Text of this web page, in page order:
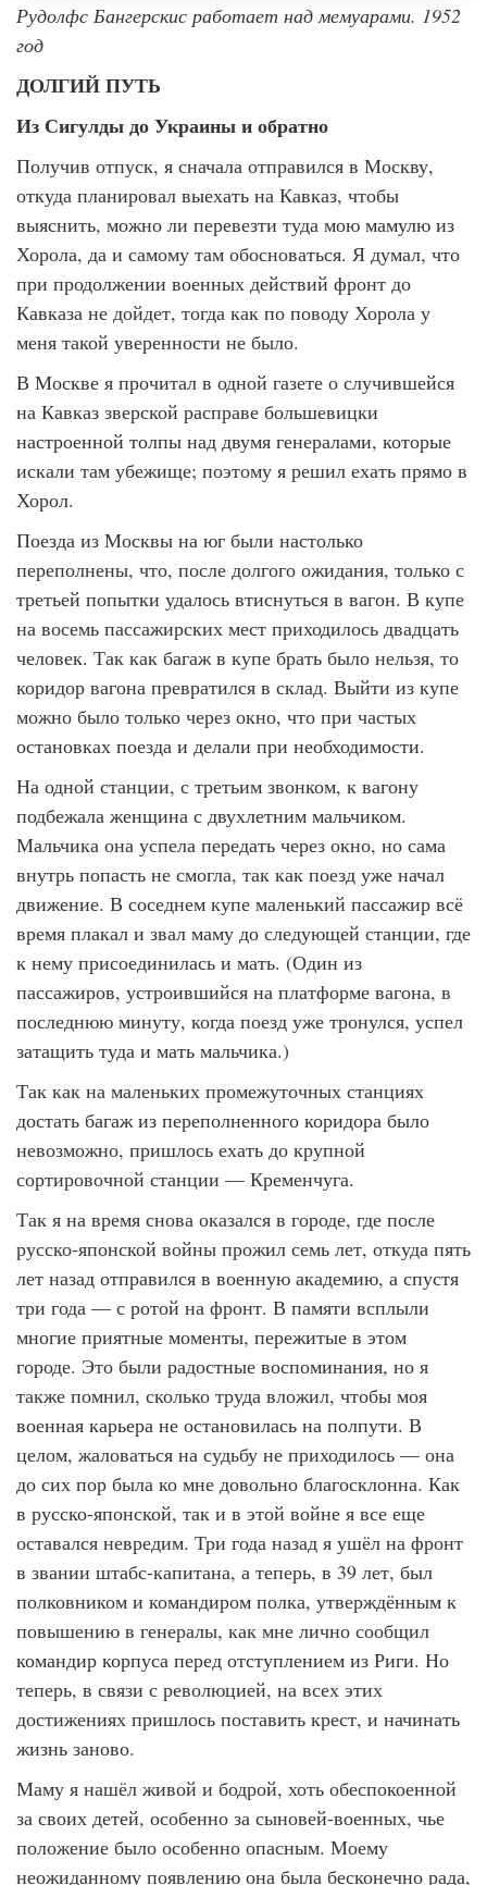
Рудолфс Бангерскис работает над мемуарами. 1952
год
ДОЛГИЙ ПУТЬ
Из Сигулды до Украины и обратно
Получив отпуск, я сначала отправился в Москву,
откуда планировал выехать на Кавказ, чтобы
выяснить, можно ли перевезти туда мою мамулю из
Хорола, да и самому там обосноваться. Я думал, что
при продолжении военных действий фронт до
Кавказа не дойдет, тогда как по поводу Хорола у
меня такой уверенности не было.
В Москве я прочитал в одной газете о случившейся
на Кавказ зверской расправе большевицки
настроенной толпы над двумя генералами, которые
искали там убежище; поэтому я решил ехать прямо в
Хорол.
Поезда из Москвы на юг были настолько
переполнены, что, после долгого ожидания, только с
третьей попытки удалось втиснуться в вагон. В купе
на восемь пассажирских мест приходилось двадцать
человек. Так как багаж в купе брать было нельзя, то
коридор вагона превратился в склад. Выйти из купе
можно было только через окно, что при частых
остановках поезда и делали при необходимости.
На одной станции, с третьим звонком, к вагону
подбежала женщина с двухлетним мальчиком.
Мальчика она успела передать через окно, но сама
внутрь попасть не смогла, так как поезд уже начал
движение. В соседнем купе маленький пассажир всё
время плакал и звал маму до следующей станции, где
к нему присоединилась и мать. (Один из
пассажиров, устроившийся на платформе вагона, в
последнюю минуту, когда поезд уже тронулся, успел
затащить туда и мать мальчика.)
Так как на маленьких промежуточных станциях
достать багаж из переполненного коридора было
невозможно, пришлось ехать до крупной
сортировочной станции — Кременчуга.
Так я на время снова оказался в городе, где после
русско-японской войны прожил семь лет, откуда пять
лет назад отправился в военную академию, а спустя
три года — с ротой на фронт. В памяти всплыли
многие приятные моменты, пережитые в этом
городе. Это были радостные воспоминания, но я
также помнил, сколько труда вложил, чтобы моя
военная карьера не остановилась на полпути. В
целом, жаловаться на судьбу не приходилось — она
до сих пор была ко мне довольно благосклонна. Как
в русско-японской, так и в этой войне я все еще
оставался невредим. Три года назад я ушёл на фронт
в звании штабс-капитана, а теперь, в 39 лет, был
полковником и командиром полка, утверждённым к
повышению в генералы, как мне лично сообщил
командир корпуса перед отступлением из Риги. Но
теперь, в связи с революцией, на всех этих
достижениях пришлось поставить крест, и начинать
жизнь заново.
Маму я нашёл живой и бодрой, хоть обеспокоенной
за своих детей, особенно за сыновей-военных, чье
положение было особенно опасным. Моему
неожиданному появлению она была бесконечно рада,